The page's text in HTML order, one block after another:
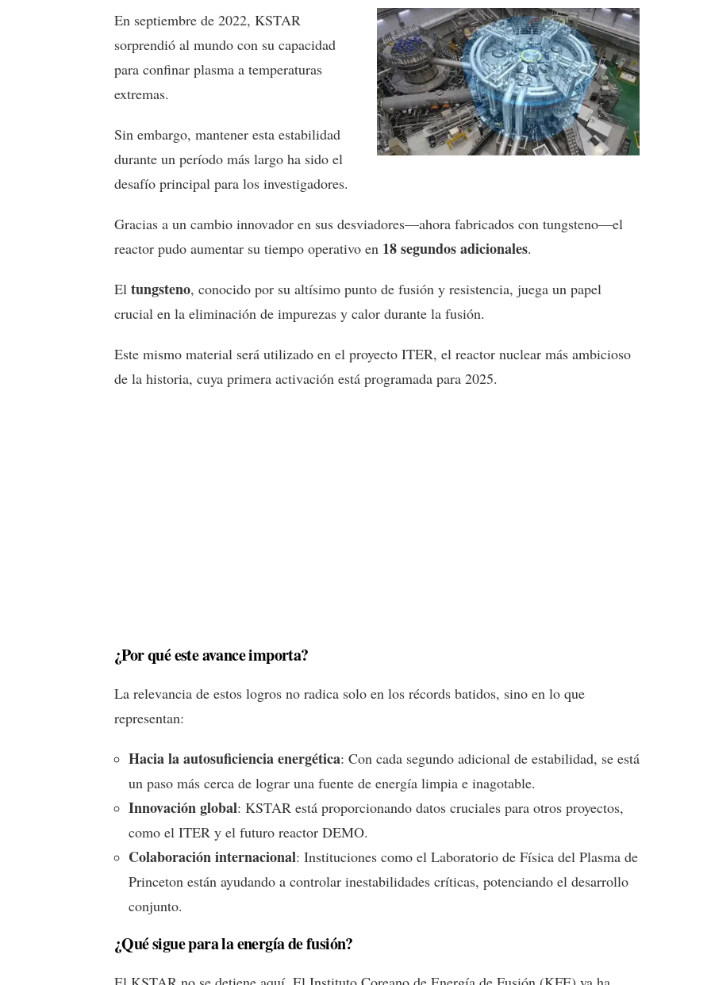
En septiembre de 2022, KSTAR
sorprendió al mundo con su capacidad
para confinar plasma a temperaturas
extremas.
Sin embargo, mantener esta estabilidad
durante un período más largo ha sido el
desafío principal para los investigadores.
Gracias a un cambio innovador en sus desviadores—ahora fabricados con tungsteno—el
reactor pudo aumentar su tiempo operativo en 18 segundos adicionales.
El tungsteno, conocido por su altísimo punto de fusión y resistencia, juega un papel
crucial en la eliminación de impurezas y calor durante la fusión.
Este mismo material será utilizado en el proyecto ITER, el reactor nuclear más ambicioso
de la historia, cuya primera activación está programada para 2025.
¿Por qué este avance importa?
La relevancia de estos logros no radica solo en los récords batidos, sino en lo que
representan:
Hacia la autosuficiencia energética: Con cada segundo adicional de estabilidad, se está
un paso más cerca de lograr una fuente de energía limpia e inagotable.
Innovación global: KSTAR está proporcionando datos cruciales para otros proyectos,
como el ITER y el futuro reactor DEMO.
Colaboración internacional: Instituciones como el Laboratorio de Física del Plasma de
Princeton están ayudando a controlar inestabilidades críticas, potenciando el desarrollo
conjunto.
¿Qué sigue para la energía de fusión?